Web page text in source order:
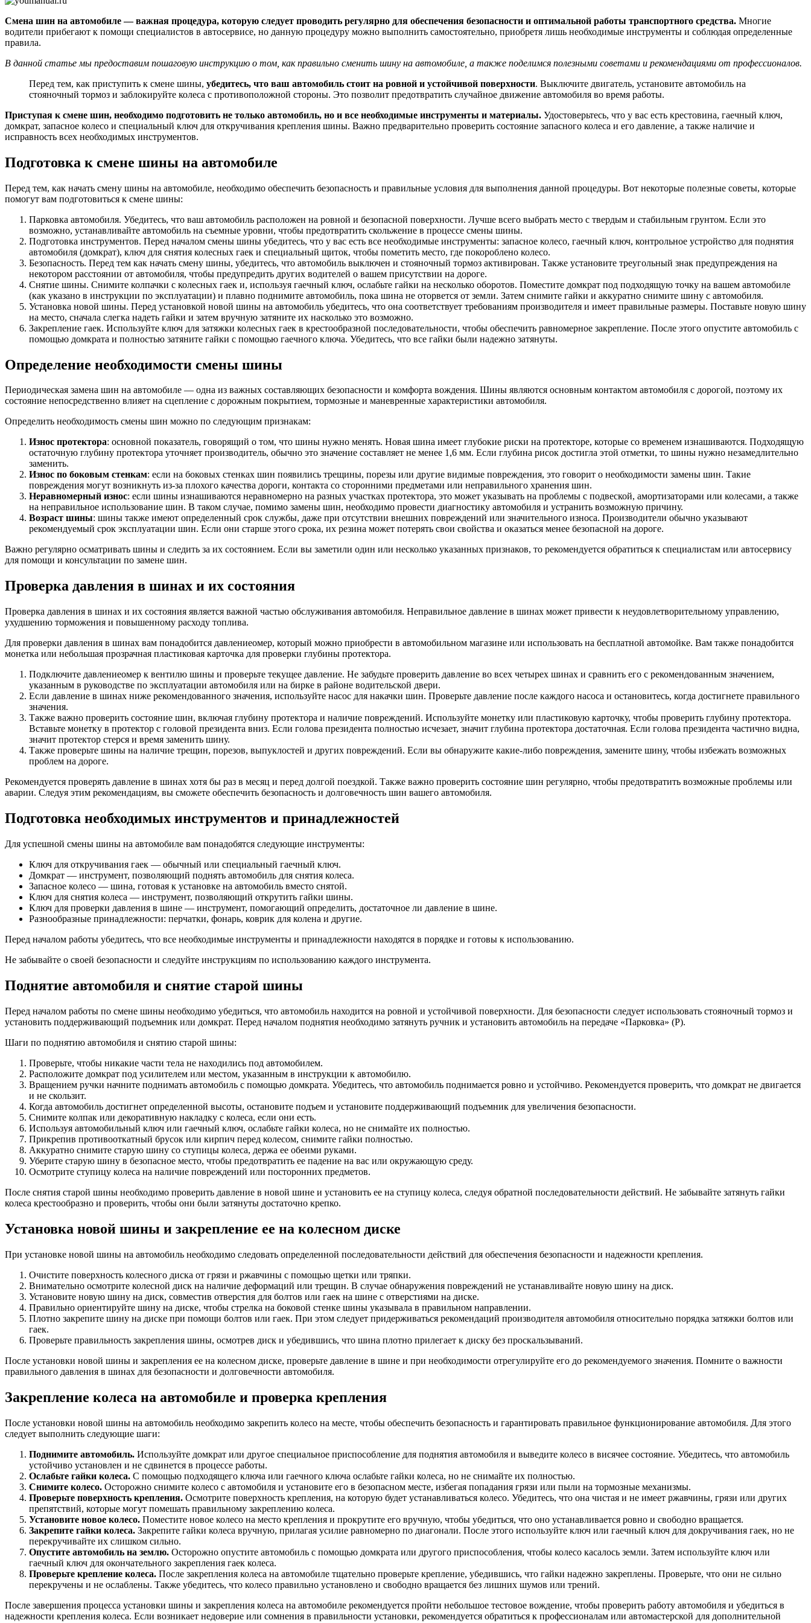
Смена шин на автомобиле — важная процедура, которую следует проводить регулярно для обеспечения безопасности и оптимальной работы транспортного средства. Многие
водители прибегают к помощи специалистов в автосервисе, но данную процедуру можно выполнить самостоятельно, приобретя лишь необходимые инструменты и соблюдая определенные
правила.
В данной статье мы предоставим пошаговую инструкцию о том, как правильно сменить шину на автомобиле, а также поделимся полезными советами и рекомендациями от профессионалов.
Перед тем, как приступить к смене шины, убедитесь, что ваш автомобиль стоит на ровной и устойчивой поверхности. Выключите двигатель, установите автомобиль на
стояночный тормоз и заблокируйте колеса с противоположной стороны. Это позволит предотвратить случайное движение автомобиля во время работы.
Приступая к смене шин, необходимо подготовить не только автомобиль, но и все необходимые инструменты и материалы. Удостоверьтесь, что у вас есть крестовина, гаечный ключ,
домкрат, запасное колесо и специальный ключ для откручивания крепления шины. Важно предварительно проверить состояние запасного колеса и его давление, а также наличие и
исправность всех необходимых инструментов.
Подготовка к смене шины на автомобиле
Перед тем, как начать смену шины на автомобиле, необходимо обеспечить безопасность и правильные условия для выполнения данной процедуры. Вот некоторые полезные советы, которые
помогут вам подготовиться к смене шины:
Парковка автомобиля. Убедитесь, что ваш автомобиль расположен на ровной и безопасной поверхности. Лучше всего выбрать место с твердым и стабильным грунтом. Если это
возможно, устанавливайте автомобиль на съемные уровни, чтобы предотвратить скольжение в процессе смены шины.
Подготовка инструментов. Перед началом смены шины убедитесь, что у вас есть все необходимые инструменты: запасное колесо, гаечный ключ, контрольное устройство для поднятия
автомобиля (домкрат), ключ для снятия колесных гаек и специальный щиток, чтобы пометить место, где покороблено колесо.
Безопасность. Перед тем как начать смену шины, убедитесь, что автомобиль выключен и стояночный тормоз активирован. Также установите треугольный знак предупреждения на
некотором расстоянии от автомобиля, чтобы предупредить других водителей о вашем присутствии на дороге.
Снятие шины. Снимите колпачки с колесных гаек и, используя гаечный ключ, ослабьте гайки на несколько оборотов. Поместите домкрат под подходящую точку на вашем автомобиле
(как указано в инструкции по эксплуатации) и плавно поднимите автомобиль, пока шина не оторвется от земли. Затем снимите гайки и аккуратно снимите шину с автомобиля.
Установка новой шины. Перед установкой новой шины на автомобиль убедитесь, что она соответствует требованиям производителя и имеет правильные размеры. Поставьте новую шину
на место, сначала слегка надеть гайки и затем вручную затяните их насколько это возможно.
Закрепление гаек. Используйте ключ для затяжки колесных гаек в крестообразной последовательности, чтобы обеспечить равномерное закрепление. После этого опустите автомобиль с
помощью домкрата и полностью затяните гайки с помощью гаечного ключа. Убедитесь, что все гайки были надежно затянуты.
Определение необходимости смены шины
Периодическая замена шин на автомобиле — одна из важных составляющих безопасности и комфорта вождения. Шины являются основным контактом автомобиля с дорогой, поэтому их
состояние непосредственно влияет на сцепление с дорожным покрытием, тормозные и маневренные характеристики автомобиля.
Определить необходимость смены шин можно по следующим признакам:
Износ протектора: основной показатель, говорящий о том, что шины нужно менять. Новая шина имеет глубокие риски на протекторе, которые со временем изнашиваются. Подходящую
остаточную глубину протектора уточняет производитель, обычно это значение составляет не менее 1,6 мм. Если глубина рисок достигла этой отметки, то шины нужно незамедлительно
заменить.
Износ по боковым стенкам: если на боковых стенках шин появились трещины, порезы или другие видимые повреждения, это говорит о необходимости замены шин. Такие
повреждения могут возникнуть из-за плохого качества дороги, контакта со сторонними предметами или неправильного хранения шин.
Неравномерный износ: если шины изнашиваются неравномерно на разных участках протектора, это может указывать на проблемы с подвеской, амортизаторами или колесами, а также
на неправильное использование шин. В таком случае, помимо замены шин, необходимо провести диагностику автомобиля и устранить возможную причину.
Возраст шины: шины также имеют определенный срок службы, даже при отсутствии внешних повреждений или значительного износа. Производители обычно указывают
рекомендуемый срок эксплуатации шин. Если они старше этого срока, их резина может потерять свои свойства и оказаться менее безопасной на дороге.
Важно регулярно осматривать шины и следить за их состоянием. Если вы заметили один или несколько указанных признаков, то рекомендуется обратиться к специалистам или автосервису
для помощи и консультации по замене шин.
Проверка давления в шинах и их состояния
Проверка давления в шинах и их состояния является важной частью обслуживания автомобиля. Неправильное давление в шинах может привести к неудовлетворительному управлению,
ухудшению торможения и повышенному расходу топлива.
Для проверки давления в шинах вам понадобится давлениеомер, который можно приобрести в автомобильном магазине или использовать на бесплатной автомойке. Вам также понадобится
монетка или небольшая прозрачная пластиковая карточка для проверки глубины протектора.
Подключите давлениеомер к вентилю шины и проверьте текущее давление. Не забудьте проверить давление во всех четырех шинах и сравнить его с рекомендованным значением,
указанным в руководстве по эксплуатации автомобиля или на бирке в районе водительской двери.
Если давление в шинах ниже рекомендованного значения, используйте насос для накачки шин. Проверьте давление после каждого насоса и остановитесь, когда достигнете правильного
значения.
Также важно проверить состояние шин, включая глубину протектора и наличие повреждений. Используйте монетку или пластиковую карточку, чтобы проверить глубину протектора.
Вставьте монетку в протектор с головой президента вниз. Если голова президента полностью исчезает, значит глубина протектора достаточная. Если голова президента частично видна,
значит протектор стерся и время заменить шину.
Также проверьте шины на наличие трещин, порезов, выпуклостей и других повреждений. Если вы обнаружите какие-либо повреждения, замените шину, чтобы избежать возможных
проблем на дороге.
Рекомендуется проверять давление в шинах хотя бы раз в месяц и перед долгой поездкой. Также важно проверить состояние шин регулярно, чтобы предотвратить возможные проблемы или
аварии. Следуя этим рекомендациям, вы сможете обеспечить безопасность и долговечность шин вашего автомобиля.
Подготовка необходимых инструментов и принадлежностей
Для успешной смены шины на автомобиле вам понадобятся следующие инструменты:
Ключ для откручивания гаек — обычный или специальный гаечный ключ.
Домкрат — инструмент, позволяющий поднять автомобиль для снятия колеса.
Запасное колесо — шина, готовая к установке на автомобиль вместо снятой.
Ключ для снятия колеса — инструмент, позволяющий открутить гайки шины.
Ключ для проверки давления в шине — инструмент, помогающий определить, достаточное ли давление в шине.
Разнообразные принадлежности: перчатки, фонарь, коврик для колена и другие.
Перед началом работы убедитесь, что все необходимые инструменты и принадлежности находятся в порядке и готовы к использованию.
Не забывайте о своей безопасности и следуйте инструкциям по использованию каждого инструмента.
Поднятие автомобиля и снятие старой шины
Перед началом работы по смене шины необходимо убедиться, что автомобиль находится на ровной и устойчивой поверхности. Для безопасности следует использовать стояночный тормоз и
установить поддерживающий подъемник или домкрат. Перед началом поднятия необходимо затянуть ручник и установить автомобиль на передаче «Парковка» (P).
Шаги по поднятию автомобиля и снятию старой шины:
Проверьте, чтобы никакие части тела не находились под автомобилем.
Расположите домкрат под усилителем или местом, указанным в инструкции к автомобилю.
Вращением ручки начните поднимать автомобиль с помощью домкрата. Убедитесь, что автомобиль поднимается ровно и устойчиво. Рекомендуется проверить, что домкрат не двигается
и не скользит.
Когда автомобиль достигнет определенной высоты, остановите подъем и установите поддерживающий подъемник для увеличения безопасности.
Снимите колпак или декоративную накладку с колеса, если они есть.
Используя автомобильный ключ или гаечный ключ, ослабьте гайки колеса, но не снимайте их полностью.
Прикрепив противооткатный брусок или кирпич перед колесом, снимите гайки полностью.
Аккуратно снимите старую шину со ступицы колеса, держа ее обеими руками.
Уберите старую шину в безопасное место, чтобы предотвратить ее падение на вас или окружающую среду.
Осмотрите ступицу колеса на наличие повреждений или посторонних предметов.
После снятия старой шины необходимо проверить давление в новой шине и установить ее на ступицу колеса, следуя обратной последовательности действий. Не забывайте затянуть гайки
колеса крестообразно и проверить, чтобы они были затянуты достаточно крепко.
Установка новой шины и закрепление ее на колесном диске
При установке новой шины на автомобиль необходимо следовать определенной последовательности действий для обеспечения безопасности и надежности крепления.
Очистите поверхность колесного диска от грязи и ржавчины с помощью щетки или тряпки.
Внимательно осмотрите колесной диск на наличие деформаций или трещин. В случае обнаружения повреждений не устанавливайте новую шину на диск.
Установите новую шину на диск, совместив отверстия для болтов или гаек на шине с отверстиями на диске.
Правильно ориентируйте шину на диске, чтобы стрелка на боковой стенке шины указывала в правильном направлении.
Плотно закрепите шину на диске при помощи болтов или гаек. При этом следует придерживаться рекомендаций производителя автомобиля относительно порядка затяжки болтов или
гаек.
Проверьте правильность закрепления шины, осмотрев диск и убедившись, что шина плотно прилегает к диску без проскальзываний.
После установки новой шины и закрепления ее на колесном диске, проверьте давление в шине и при необходимости отрегулируйте его до рекомендуемого значения. Помните о важности
правильного давления в шинах для безопасности и долговечности автомобиля.
Закрепление колеса на автомобиле и проверка крепления
После установки новой шины на автомобиль необходимо закрепить колесо на месте, чтобы обеспечить безопасность и гарантировать правильное функционирование автомобиля. Для этого
следует выполнить следующие шаги:
Поднимите автомобиль. Используйте домкрат или другое специальное приспособление для поднятия автомобиля и выведите колесо в висячее состояние. Убедитесь, что автомобиль
устойчиво установлен и не сдвинется в процессе работы.
Ослабьте гайки колеса. С помощью подходящего ключа или гаечного ключа ослабьте гайки колеса, но не снимайте их полностью.
Снимите колесо. Осторожно снимите колесо с автомобиля и установите его в безопасном месте, избегая попадания грязи или пыли на тормозные механизмы.
Проверьте поверхность крепления. Осмотрите поверхность крепления, на которую будет устанавливаться колесо. Убедитесь, что она чистая и не имеет ржавчины, грязи или других
препятствий, которые могут помешать правильному закреплению колеса.
Установите новое колесо. Поместите новое колесо на место крепления и прокрутите его вручную, чтобы убедиться, что оно устанавливается ровно и свободно вращается.
Закрепите гайки колеса. Закрепите гайки колеса вручную, прилагая усилие равномерно по диагонали. После этого используйте ключ или гаечный ключ для докручивания гаек, но не
перекручивайте их слишком сильно.
Опустите автомобиль на землю. Осторожно опустите автомобиль с помощью домкрата или другого приспособления, чтобы колесо касалось земли. Затем используйте ключ или
гаечный ключ для окончательного закрепления гаек колеса.
Проверьте крепление колеса. После закрепления колеса на автомобиле тщательно проверьте крепление, убедившись, что гайки надежно закреплены. Проверьте, что они не сильно
перекручены и не ослаблены. Также убедитесь, что колесо правильно установлено и свободно вращается без лишних шумов или трений.
После завершения процесса установки шины и закрепления колеса на автомобиле рекомендуется пройти небольшое тестовое вождение, чтобы проверить работу автомобиля и убедиться в
надежности крепления колеса. Если возникает недоверие или сомнения в правильности установки, рекомендуется обратиться к профессионалам или автомастерской для дополнительной